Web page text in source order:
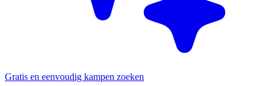
Gratis en eenvoudig kampen zoeken